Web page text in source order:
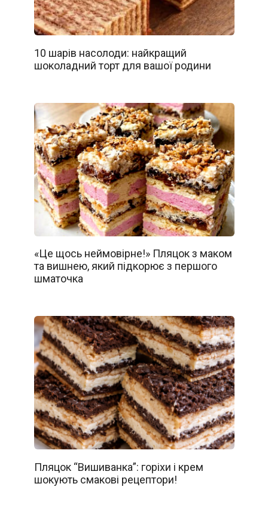
10 шарів насолоди: найкращий
шоколадний торт для вашої родини
«Це щось неймовірне!» Пляцок з маком
та вишнею, який підкорює з першого
шматочка
Пляцок “Вишиванка”: горіхи і крем
шокують смакові рецептори!